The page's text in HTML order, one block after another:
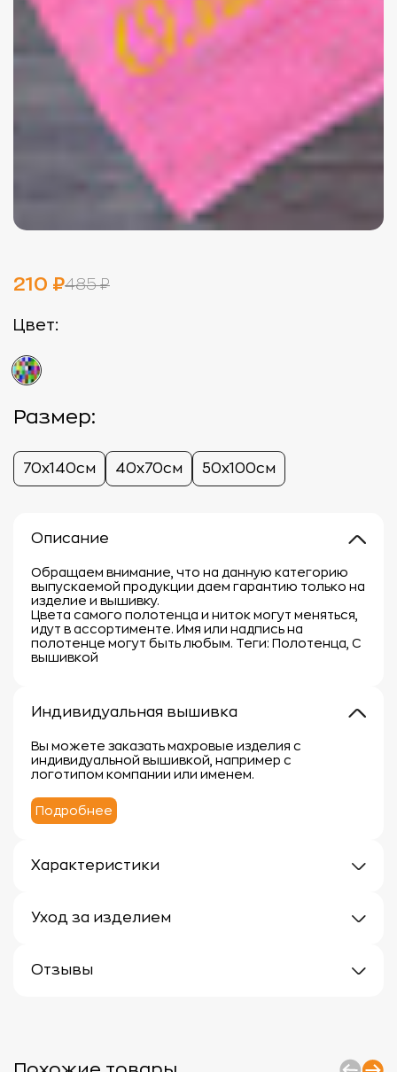
210 ₽485 ₽
Цвет:
Размер:
70х140см 40х70см 50х100см
Описание
Обращаем внимание, что на данную категорию
выпускаемой продукции даем гарантию только на
изделие и вышивку.
Цвета самого полотенца и ниток могут меняться,
идут в ассортименте. Имя или надпись на
полотенце могут быть любым. Теги: Полотенца, С
вышивкой
Индивидуальная вышивка
Вы можете заказать махровые изделия с
индивидуальной вышивкой, например с
логотипом компании или именем.
Подробнее
Характеристики
Материал: 100% хлопок
Уход за изделием
чтобы сохранить их мягкость, впитывающие
без моющего средства.
Отзывы